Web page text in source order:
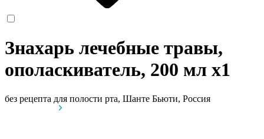
Знахарь лечебные травы,
ополаскиватель, 200 мл x1
без рецепта для полости рта, Шанте Бьюти, Россия